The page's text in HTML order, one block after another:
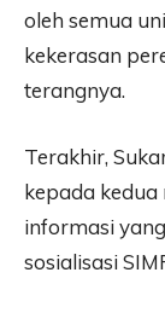
oleh semua
kekerasan
terangnya.
Terakhir,
kepada
informasi
sosialisasi